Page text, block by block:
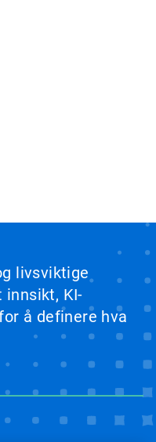
livsviktige
innsikt, KI-
å definere hva